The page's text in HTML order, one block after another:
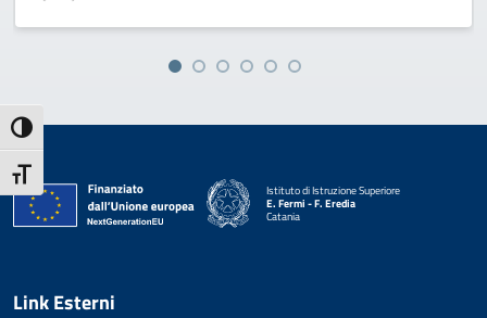
Attiva/disattiva alto contrasto
Attiva/disattiva dimensione testo
Istituto di Istruzione Superiore
E. Fermi - F. Eredia
Catania
Link Esterni